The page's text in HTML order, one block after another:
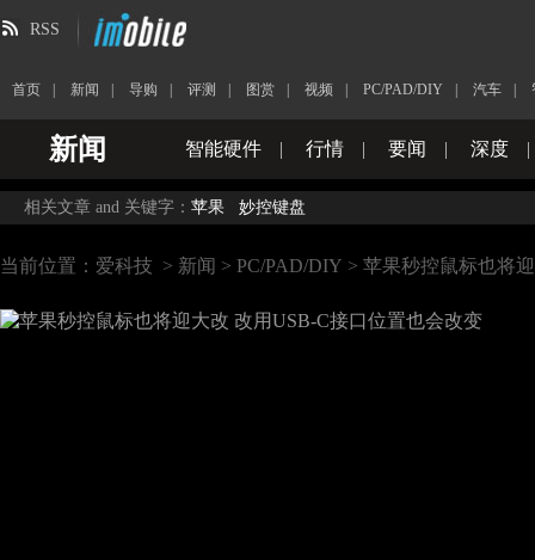
RSS
首页 新闻 导购 评测 图赏 视频 PC/PAD/DIY 汽车
新闻 智能硬件 | 行情 | 要闻 | 深度 |
相关文章 and 关键字： 苹果 妙控键盘
当前位置： 爱科技 > 新闻 > PC/PAD/DIY > 苹果秒控鼠标也将